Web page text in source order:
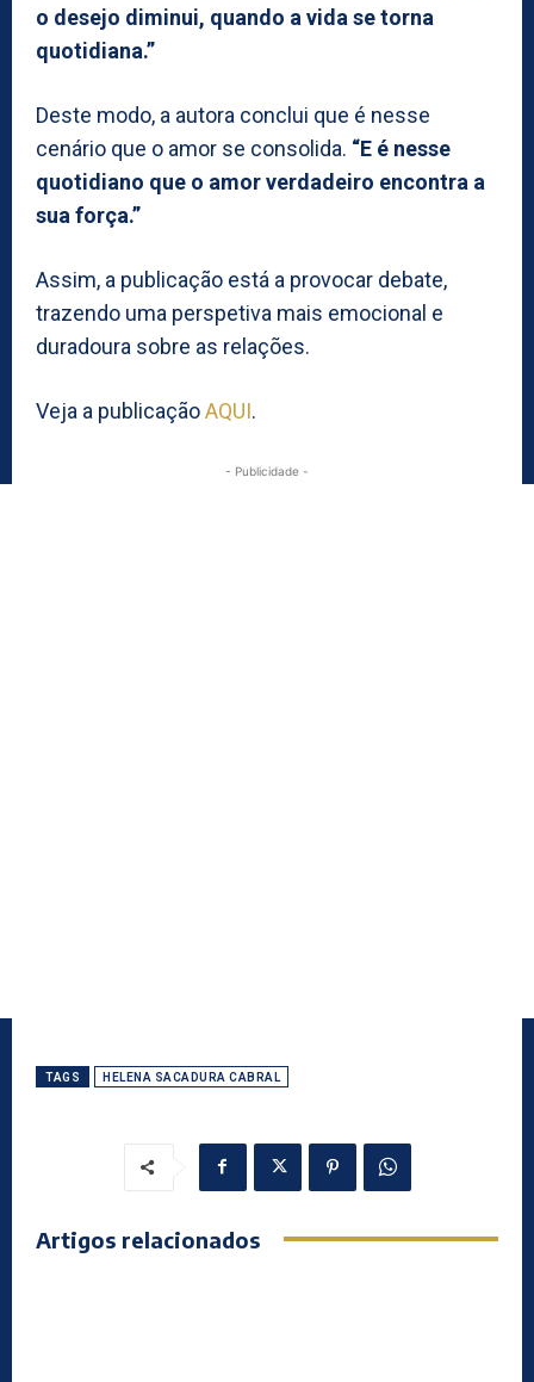
o desejo diminui, quando a vida se torna
quotidiana.”
Deste modo, a autora conclui que é nesse
cenário que o amor se consolida. “E é nesse
quotidiano que o amor verdadeiro encontra a
sua força.”
Assim, a publicação está a provocar debate,
trazendo uma perspetiva mais emocional e
duradoura sobre as relações.
Veja a publicaçãoAQUI.
- Publicidade -
TAGS HELENA SACADURA CABRAL
Artigos relacionados